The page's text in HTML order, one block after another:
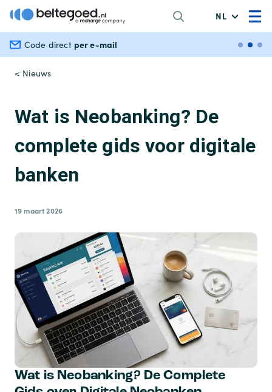
NL
Code direct per e-mail
< Nieuws
Wat is Neobanking? De
complete gids voor digitale
banken
19 maart 2026
Wat is Neobanking? De Complete